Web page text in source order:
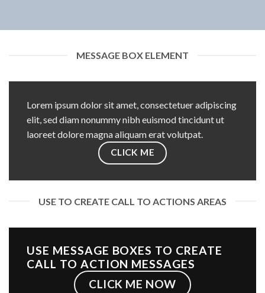
MESSAGE BOX ELEMENT
Lorem ipsum dolor sit amet, consectetuer adipiscing
elit, sed diam nonummy nibh euismod tincidunt ut
laoreet dolore magna aliquam erat volutpat.
CLICK ME
USE TO CREATE CALL TO ACTIONS AREAS
USE MESSAGE BOXES TO CREATE
CALL TO ACTION MESSAGES
CLICK ME NOW